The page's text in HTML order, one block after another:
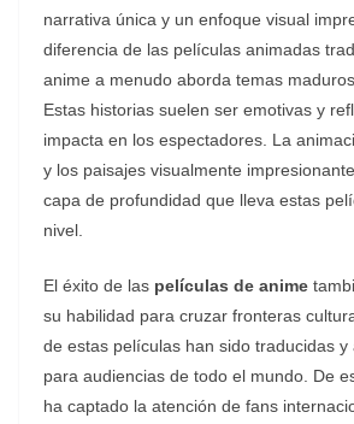
narrativa única y un enfoque visual
diferencia de las películas animadas
anime a menudo aborda temas
Estas historias suelen ser emotivas y
impacta en los espectadores. La
y los paisajes visualmente
capa de profundidad que lleva estas
nivel.
El éxito de las películas de anime
su habilidad para cruzar fronteras
de estas películas han sido traducidas y
para audiencias de todo el mundo. De
ha captado la atención de fans